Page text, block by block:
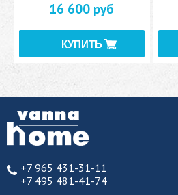
16 600 руб
+7 965 431-31-11
+7 495 481-41-74